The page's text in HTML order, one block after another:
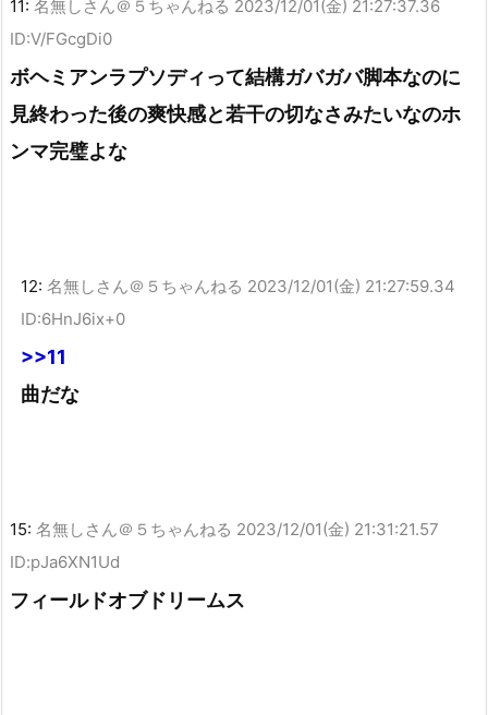
11: 名無しさん＠５ちゃんねる 2023/12/01(金) 21:27:37.36
ID:V/FGcgDi0
ボヘミアンラプソディって結構ガバガバ脚本なのに
見終わった後の爽快感と若干の切なさみたいなのホ
ンマ完璧よな
12: 名無しさん＠５ちゃんねる 2023/12/01(金) 21:27:59.34
ID:6HnJ6ix+0
>>11
曲だな
15: 名無しさん＠５ちゃんねる 2023/12/01(金) 21:31:21.57
ID:pJa6XN1Ud
フィールドオブドリームス